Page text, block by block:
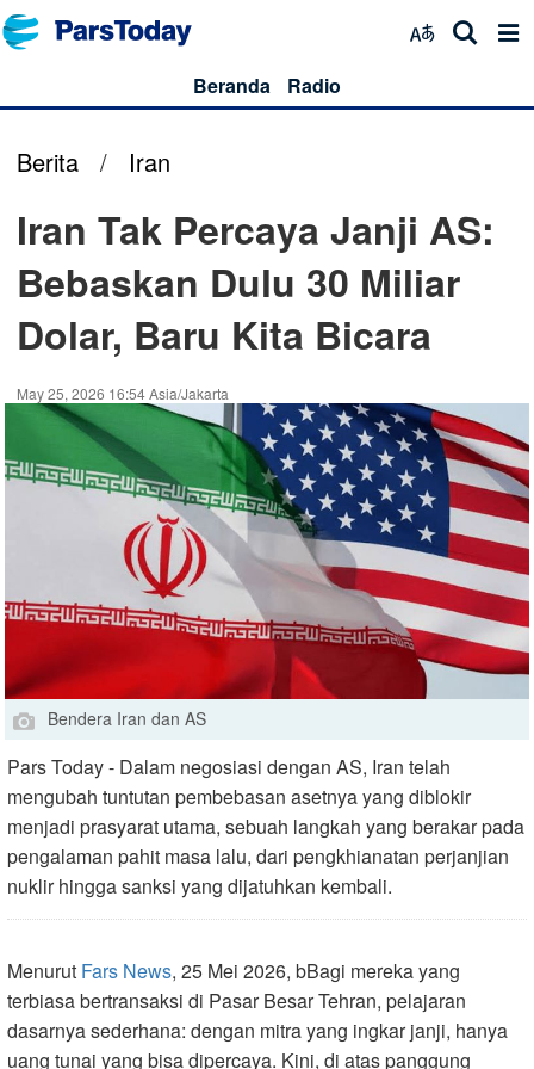
Beranda Radio
Berita / Iran
Iran Tak Percaya Janji AS:
Bebaskan Dulu 30 Miliar
Dolar, Baru Kita Bicara
May 25, 2026 16:54 Asia/Jakarta
Bendera Iran dan AS
Pars Today - Dalam negosiasi dengan AS, Iran telah
mengubah tuntutan pembebasan asetnya yang diblokir
menjadi prasyarat utama, sebuah langkah yang berakar pada
pengalaman pahit masa lalu, dari pengkhianatan perjanjian
nuklir hingga sanksi yang dijatuhkan kembali.
Menurut Fars News, 25 Mei 2026, bBagi mereka yang
terbiasa bertransaksi di Pasar Besar Tehran, pelajaran
dasarnya sederhana: dengan mitra yang ingkar janji, hanya
uang tunai yang bisa dipercaya. Kini, di atas panggung